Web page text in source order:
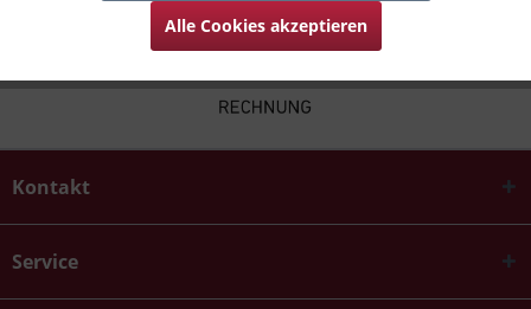
Kontakt
Service
Alle Cookies akzeptieren